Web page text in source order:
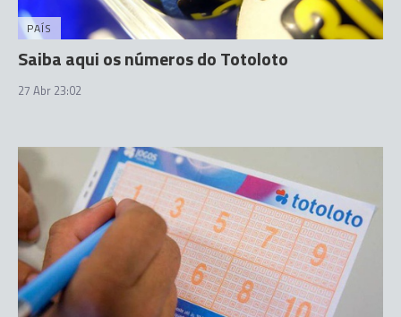
PAÍS
Saiba aqui os números do Totoloto
27 Abr 23:02